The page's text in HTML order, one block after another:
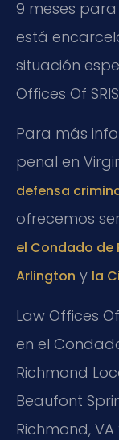
9 meses
está
situación
Offices Of
Para más
penal en
defensa
ofrecemos
el Condado de
Arlington y la
Law Offices
en el
Richmond
Beaufont
Richmond,